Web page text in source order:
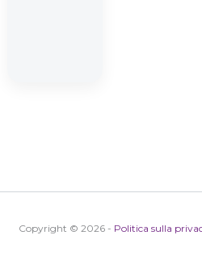
Copyright © 2026 - Politica sulla